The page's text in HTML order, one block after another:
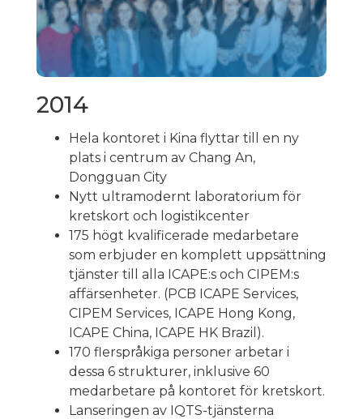
2014
Hela kontoret i Kina flyttar till en ny
plats i centrum av Chang An,
Dongguan City
Nytt ultramodernt laboratorium för
kretskort och logistikcenter
175 högt kvalificerade medarbetare
som erbjuder en komplett uppsättning
tjänster till alla ICAPE:s och CIPEM:s
affärsenheter. (PCB ICAPE Services,
CIPEM Services, ICAPE Hong Kong,
ICAPE China, ICAPE HK Brazil).
170 flerspråkiga personer arbetar i
dessa 6 strukturer, inklusive 60
medarbetare på kontoret för kretskort.
Lanseringen av IQTS-tjänsterna